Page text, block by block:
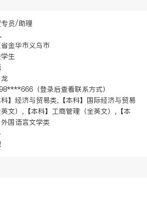
员/助理
金华市义乌市
生
（登录后查看联系方式）
科】经济与贸易类,【本科】国际经济与贸易
英文）,【本科】工商管理（全英文）,【本
国语言文学类